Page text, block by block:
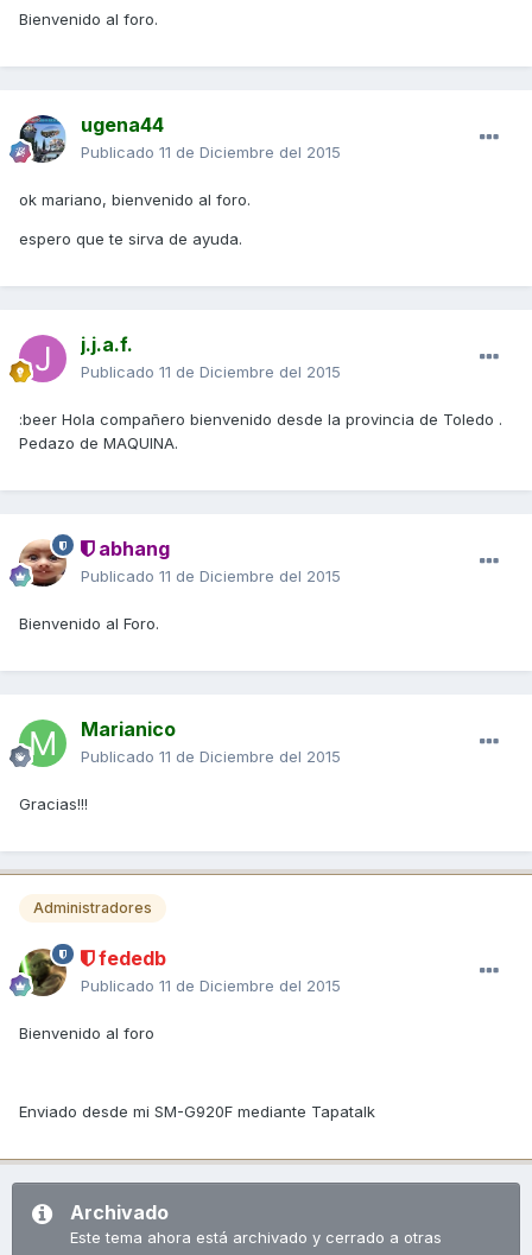
Bienvenido al foro.
ugena44
Publicado 11 de Diciembre del 2015
ok mariano, bienvenido al foro.
espero que te sirva de ayuda.
j.j.a.f.
Publicado 11 de Diciembre del 2015
:beer Hola compañero bienvenido desde la provincia de Toledo .
Pedazo de MAQUINA.
abhang
Publicado 11 de Diciembre del 2015
Bienvenido al Foro.
Marianico
Publicado 11 de Diciembre del 2015
Gracias!!!
Administradores
fededb
Publicado 11 de Diciembre del 2015
Bienvenido al foro
Enviado desde mi SM-G920F mediante Tapatalk
Archivado
Este tema ahora está archivado y cerrado a otras